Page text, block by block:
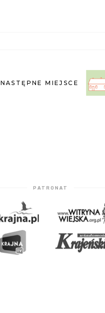
NASTĘPNE MIEJSCE
PATRONAT